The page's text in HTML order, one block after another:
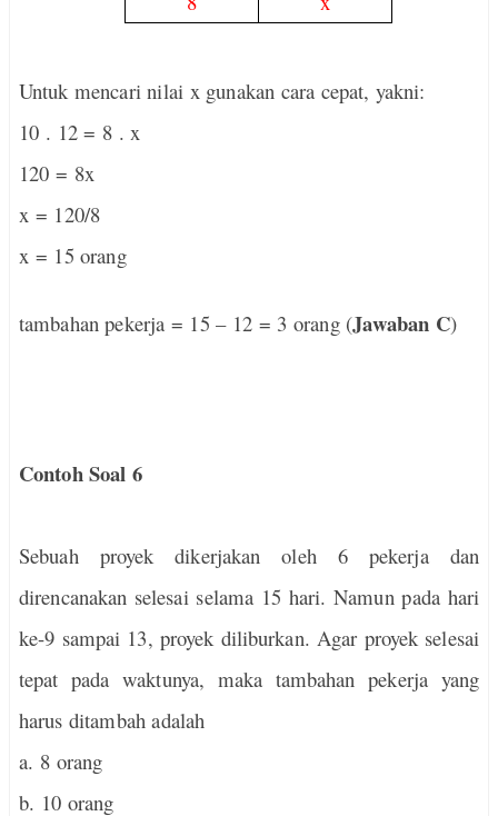
Untuk mencari nilai x gunakan cara cepat, yakni:
10 . 12 = 8 . x
120 = 8x
x = 120/8
x = 15 orang
tambahan pekerja = 15 – 12 = 3 orang (Jawaban C)
Contoh Soal 6
Sebuah proyek dikerjakan oleh 6 pekerja dan
direncanakan selesai selama 15 hari. Namun pada hari
ke-9 sampai 13, proyek diliburkan. Agar proyek selesai
tepat pada waktunya, maka tambahan pekerja yang
harus ditambah adalah
a. 8 orang
b. 10 orang